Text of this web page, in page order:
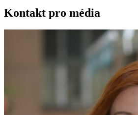
Kontakt pro média